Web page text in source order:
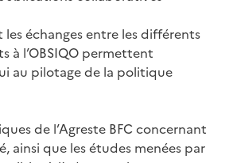
échanges entre les différents
à l’OBSIQO permettent
au pilotage de la politique
de l’Agreste BFC concernant
ainsi que les études menées par